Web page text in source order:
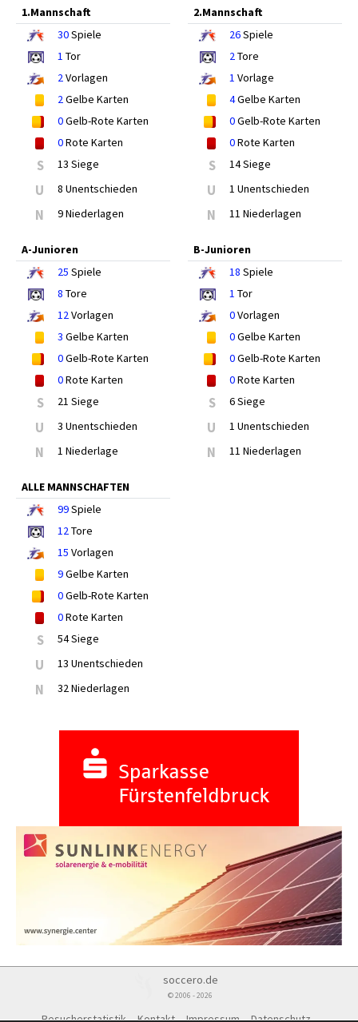
1.Mannschaft
30Spiele
1 Tor
2Vorlagen
2Gelbe Karten
0Gelb-Rote Karten
0Rote Karten
S 13 Siege
U 8 Unentschieden
N 9 Niederlagen
2.Mannschaft
26Spiele
2Tore
1 Vorlage
4Gelbe Karten
0Gelb-Rote Karten
0Rote Karten
S 14 Siege
U 1 Unentschieden
N 11 Niederlagen
A-Junioren
25 Spiele
8 Tore
12Vorlagen
3 Gelbe Karten
0Gelb-Rote Karten
0Rote Karten
S 21 Siege
U 3 Unentschieden
N 1 Niederlage
B-Junioren
18 Spiele
1 Tor
0Vorlagen
0Gelbe Karten
0Gelb-Rote Karten
0Rote Karten
S 6 Siege
U 1 Unentschieden
N 11 Niederlagen
ALLE MANNSCHAFTEN
99Spiele
12Tore
15 Vorlagen
9Gelbe Karten
0Gelb-Rote Karten
0Rote Karten
S 54 Siege
U 13 Unentschieden
N 32 Niederlagen
soccero.de
© 2006 - 2026